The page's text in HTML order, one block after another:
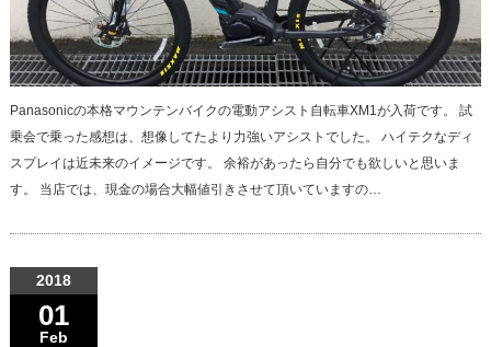
Panasonicの本格マウンテンバイクの電動アシスト自転車XM1が入荷です。 試
乗会で乗った感想は、想像してたより力強いアシストでした。 ハイテクなディ
スプレイは近未来のイメージです。 余裕があったら自分でも欲しいと思いま
す。 当店では、現金の場合大幅値引きさせて頂いていますの…
2018
01
Feb